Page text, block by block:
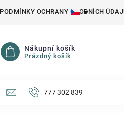
PODMÍNKY OCHRANY OSOBNÍCH
Nákupní košík
Prázdný košík
777 302 839